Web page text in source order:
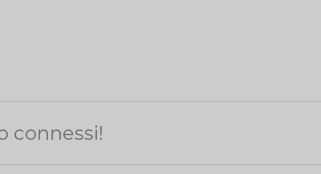
connessi!